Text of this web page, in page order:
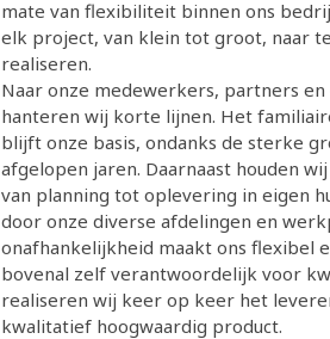
mate van flexibiliteit binnen ons
elk project, van klein tot groot, naar
realiseren.
Naar onze medewerkers, partners
hanteren wij korte lijnen. Het
blijft onze basis, ondanks de sterke
afgelopen jaren. Daarnaast houden
van planning tot oplevering in eigen
door onze diverse afdelingen en
onafhankelijkheid maakt ons flexibel
bovenal zelf verantwoordelijk voor
realiseren wij keer op keer het
kwalitatief hoogwaardig product.